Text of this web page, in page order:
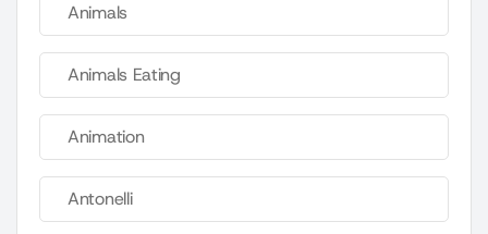
Animals
Animals Eating
Animation
Antonelli